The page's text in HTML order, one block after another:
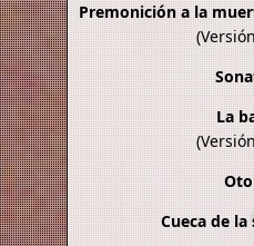
Premonición a la
La
Cueca de